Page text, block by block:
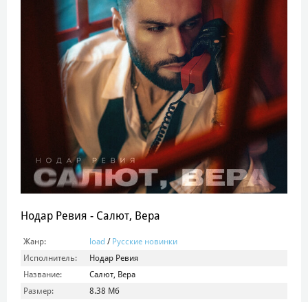
Нодар Ревия - Салют, Вера
Жанр: load / Русские новинки
Исполнитель:
Нодар Ревия
Название:
Салют, Вера
Размер:
8.38 Мб